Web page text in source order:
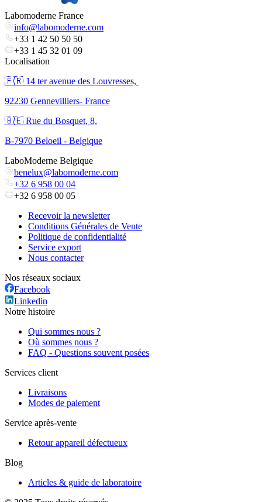
Labomoderne France
info@labomoderne.com
+33 1 42 50 50 50
+33 1 45 32 01 09
Localisation
🇫🇷 ​14 ter avenue des Louvresses,
92230 Gennevilliers- France
🇧🇪 Rue du Bosquet, 8,
B-7970 Beloeil - Belgique
LaboModerne Belgique
benelux@labomoderne.com
+32 6 958 00 04
+32 6 958 00 05
Recevoir la newsletter
Conditions Générales de Vente
Politique de confidentialité
Service export
Nous contacter
Nos réseaux sociaux
Facebook
Linkedin
Notre histoire
Qui sommes nous ?
Où sommes nous ?
FAQ - Questions souvent posées
Services client
Livraisons
Modes de paiement
Service après-vente
Retour appareil défectueux
Blog
Articles & guide de laboratoire